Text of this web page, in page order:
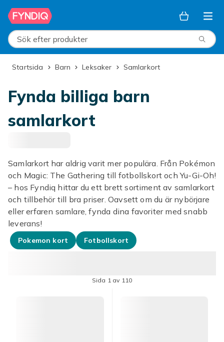
Hoppa till huvudinnehållet
Sök efter produkter
Startsida Barn Leksaker Samlarkort
Fynda billiga barn
samlarkort
Samlarkort har aldrig varit mer populära. Från Pokémon
och Magic: The Gathering till fotbollskort och Yu-Gi-Oh!
– hos Fyndiq hittar du ett brett sortiment av samlarkort
och tillbehör till bra priser. Oavsett om du är nybörjare
eller erfaren samlare, fynda dina favoriter med snabb
leverans!
Pokemon kort Fotbollskort
Sida 1 av 110